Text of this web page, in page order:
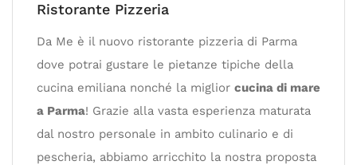
Ristorante Pizzeria
Da Me è il nuovo ristorante pizzeria di Parma
dove potrai gustare le pietanze tipiche della
cucina emiliana nonché la miglior cucina di mare
a Parma! Grazie alla vasta esperienza maturata
dal nostro personale in ambito culinario e di
pescheria, abbiamo arricchito la nostra proposta